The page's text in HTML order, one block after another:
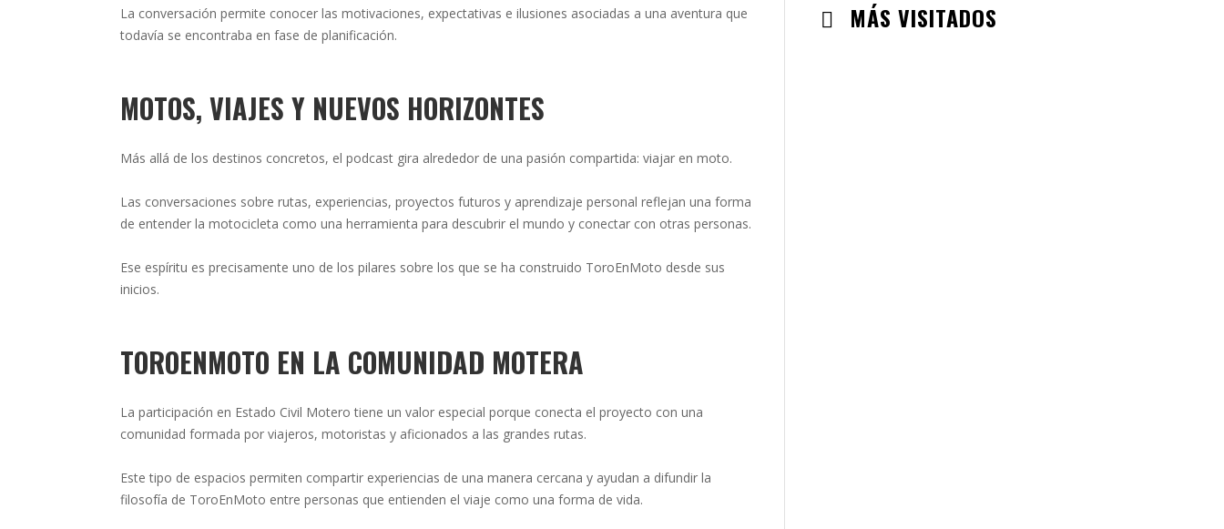
La conversación permite conocer las motivaciones, expectativas e ilusiones asociadas a una aventura que
todavía se encontraba en fase de planificación.
MOTOS, VIAJES Y NUEVOS HORIZONTES
Más allá de los destinos concretos, el podcast gira alrededor de una pasión compartida: viajar en moto.
Las conversaciones sobre rutas, experiencias, proyectos futuros y aprendizaje personal reflejan una forma
de entender la motocicleta como una herramienta para descubrir el mundo y conectar con otras personas.
Ese espíritu es precisamente uno de los pilares sobre los que se ha construido ToroEnMoto desde sus
inicios.
TOROENMOTO EN LA COMUNIDAD MOTERA
La participación en Estado Civil Motero tiene un valor especial porque conecta el proyecto con una
comunidad formada por viajeros, motoristas y aficionados a las grandes rutas.
Este tipo de espacios permiten compartir experiencias de una manera cercana y ayudan a difundir la
filosofía de ToroEnMoto entre personas que entienden el viaje como una forma de vida.
MÁS VISITADOS